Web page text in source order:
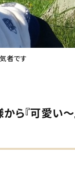
者です
ら『可愛い～